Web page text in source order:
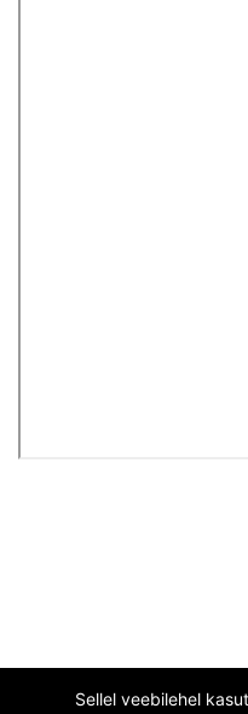
Sellel veebilehel